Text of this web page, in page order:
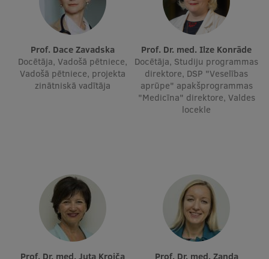
Ģerbonis
Projekti
Reitingi
Virtuālā tūre
Mūžizglītība
Prof. Dace Zavadska
Docētāja, Vadošā pētniece,
Vadošā pētniece, projekta
zinātniskā vadītāja
Prof. Dr. med. Ilze Konrāde
Docētāja, Studiju programmas
direktore, DSP "Veselības
aprūpe" apakšprogrammas
"Medicīna" direktore, Valdes
locekle
Prof. Dr. med. Juta Kroiča
Prof. Dr. med. Zanda